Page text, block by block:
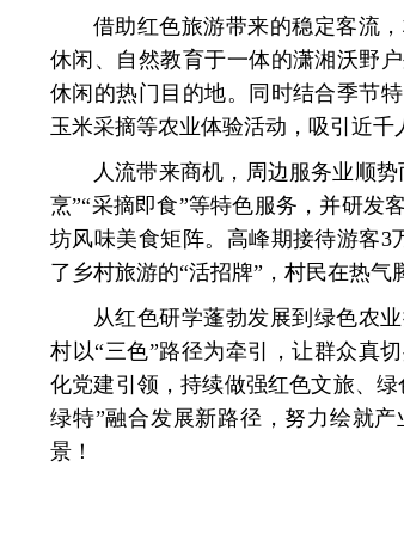
借助红色旅游带来的稳定客流
休闲、自然教育于一体的潇湘沃野
休闲的热门目的地。同时结合季节
玉米采摘等农业体验活动，吸引近千
人流带来商机，周边服务业顺
烹”“采摘即食”等特色服务，并研发
坊风味美食矩阵。高峰期接待游客3
了乡村旅游的“活招牌”，村民在热气
从红色研学蓬勃发展到绿色农
村以“三色”路径为牵引，让群众真
化党建引领，持续做强红色文旅、
绿特”融合发展新路径，努力绘就
景！